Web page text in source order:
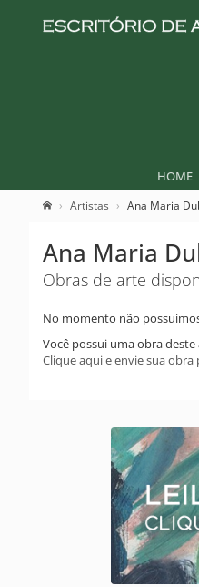
HOME
Artistas Ana Maria
Ana Maria
Obras de arte
No momento não
Você possui uma obra
Clique aqui e envie sua obra